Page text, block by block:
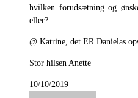
hvilken forudsætning og
eller?
@ Katrine, det ER Danielas
Stor hilsen Anette
10/10/2019